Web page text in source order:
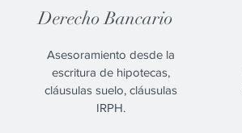
Derecho Bancario
Asesoramiento desde la
escritura de hipotecas,
cláusulas suelo, cláusulas
IRPH.